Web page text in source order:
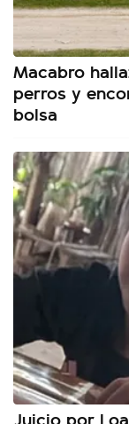
Macabro
perros y
bolsa
Juicio por